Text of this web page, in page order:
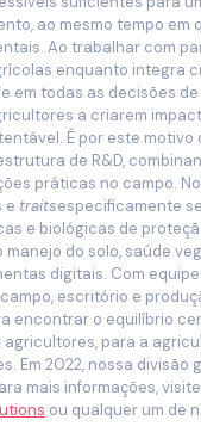
ao mesmo tempo em
Ao trabalhar com
enquanto integra
em todas as decisões
a criarem
É por este motivo
de R&D,
práticas no campo.
e traitsespecificamente
e biológicas de
manejo do solo, saúde
digitais. Com
escritório e
encontrar o equilíbrio
para a
Em 2022, nossa divisão
mais informações, visite
ou qualquer um de